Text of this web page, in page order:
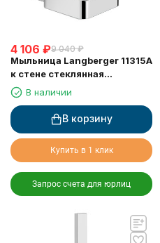
4 106 ₽9 040 ₽
Мыльница Langberger 11315A
к стене стеклянная
квадратная
В наличии
В корзину
Купить в 1 клик
Запрос счета для юрлиц